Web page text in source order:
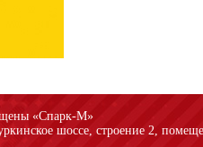
«Спарк-M»
шоссе, строение 2,